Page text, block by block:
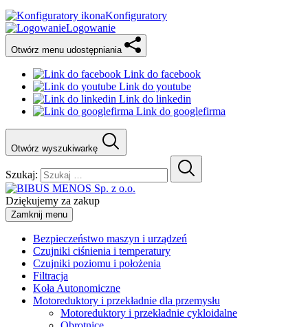
Konfiguratory
Logowanie
Otwórz menu udostępniania
Link do facebook
Link do youtube
Link do linkedin
Link do googlefirma
Otwórz wyszukiwarkę
Szukaj:
Dziękujemy za zakup
Zamknij menu
Bezpieczeństwo maszyn i urządzeń
Czujniki ciśnienia i temperatury
Czujniki poziomu i położenia
Filtracja
Koła Autonomiczne
Motoreduktory i przekładnie dla przemysłu
Motoreduktory i przekładnie cykloidalne